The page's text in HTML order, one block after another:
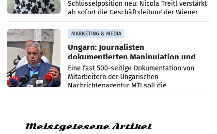
Schlüsselposition neu: Nicola Treitl verstärkt
ab sofort die Geschäftsleitung der Wiener
PR-Agentur an der Seite von Josef Kalina und
Anna Kalina-Mahr.
MARKETING & MEDIA
Ungarn: Journalisten
dokumentierten Manipulation und
Zensur
Eine fast 500-seitige Dokumentation von
Mitarbeitern der Ungarischen
Nachrichtenagentur MTI soll die
systematische Nachrichten-Manipulation und
Meistgelesene Artikel